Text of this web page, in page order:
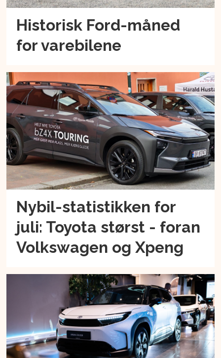
Historisk Ford-måned
for varebilene
Nybil-statistikken for
juli: Toyota størst - foran
Volkswagen og Xpeng